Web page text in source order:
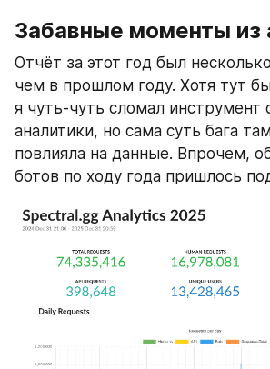
Забавные моменты из
Отчёт за этот год был
чем в прошлом году. Хотя тут
я чуть-чуть сломал инструмент
аналитики, но сама суть бага
повлияла на данные. Впрочем,
ботов по ходу года пришлось